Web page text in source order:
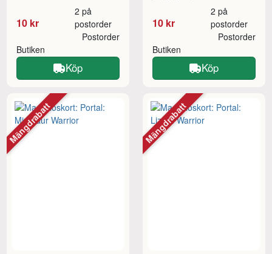
10 kr
2 på
postorder
Butiken
Postorder
Köp
10 kr
2 på
postorder
Butiken
Postorder
Köp
Mängdrabatt Mängdrabatt